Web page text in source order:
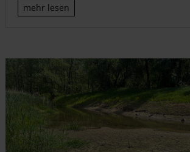
mehr lesen